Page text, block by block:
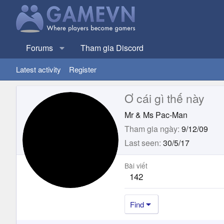
Forums Tham gia Discord
Latest activity Register
Ơ cái gì thế này
Mr & Ms Pac-Man
Tham gia ngày 9/12/09
Last seen 30/5/17
Bài viết
142
Find